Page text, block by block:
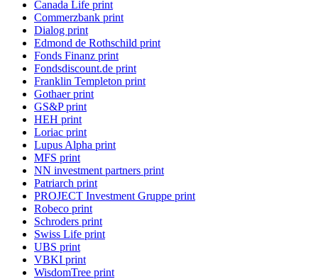
Canada Life print
Commerzbank print
Dialog print
Edmond de Rothschild print
Fonds Finanz print
Fondsdiscount.de print
Franklin Templeton print
Gothaer print
GS&P print
HEH print
Loriac print
Lupus Alpha print
MFS print
NN investment partners print
Patriarch print
PROJECT Investment Gruppe print
Robeco print
Schroders print
Swiss Life print
UBS print
VBKI print
WisdomTree print